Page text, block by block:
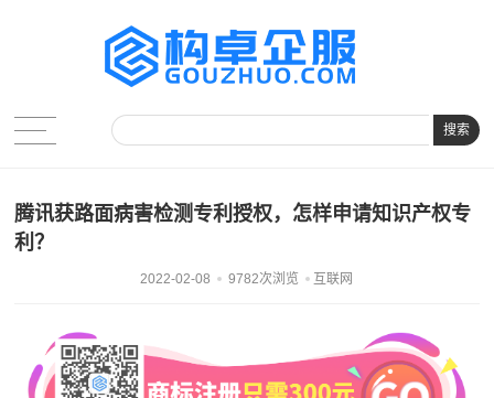
搜索
腾讯获路面病害检测专利授权，怎样申请知识产权专
利？
2022-02-08 9782次浏览 互联网